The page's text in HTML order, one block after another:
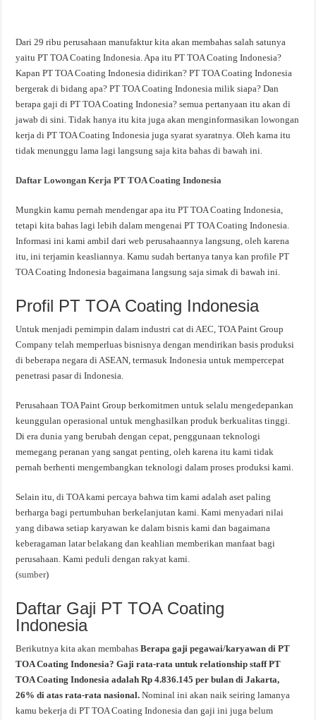
Dari 29 ribu perusahaan manufaktur kita akan membahas salah satunya
yaitu PT TOA Coating Indonesia. Apa itu PT TOA Coating Indonesia?
Kapan PT TOA Coating Indonesia didirikan? PT TOA Coating Indonesia
bergerak di bidang apa? PT TOA Coating Indonesia milik siapa? Dan
berapa gaji di PT TOA Coating Indonesia? semua pertanyaan itu akan di
jawab di sini. Tidak hanya itu kita juga akan menginformasikan lowongan
kerja di PT TOA Coating Indonesia juga syarat syaratnya. Oleh karna itu
tidak menunggu lama lagi langsung saja kita bahas di bawah ini.
Daftar Lowongan Kerja PT TOA Coating Indonesia
Mungkin kamu pernah mendengar apa itu PT TOA Coating Indonesia,
tetapi kita bahas lagi lebih dalam mengenai PT TOA Coating Indonesia.
Informasi ini kami ambil dari web perusahaannya langsung, oleh karena
itu, ini terjamin keasliannya. Kamu sudah bertanya tanya kan profile PT
TOA Coating Indonesia bagaimana langsung saja simak di bawah ini.
Profil PT TOA Coating Indonesia
Untuk menjadi pemimpin dalam industri cat di AEC, TOA Paint Group
Company telah memperluas bisnisnya dengan mendirikan basis produksi
di beberapa negara di ASEAN, termasuk Indonesia untuk mempercepat
penetrasi pasar di Indonesia.
Perusahaan TOA Paint Group berkomitmen untuk selalu mengedepankan
keunggulan operasional untuk menghasilkan produk berkualitas tinggi.
Di era dunia yang berubah dengan cepat, penggunaan teknologi
memegang peranan yang sangat penting, oleh karena itu kami tidak
pernah berhenti mengembangkan teknologi dalam proses produksi kami.
Selain itu, di TOA kami percaya bahwa tim kami adalah aset paling
berharga bagi pertumbuhan berkelanjutan kami. Kami menyadari nilai
yang dibawa setiap karyawan ke dalam bisnis kami dan bagaimana
keberagaman latar belakang dan keahlian memberikan manfaat bagi
perusahaan. Kami peduli dengan rakyat kami.
(sumber)
Daftar Gaji PT TOA Coating
Indonesia
Berikutnya kita akan membahasBerapa gaji pegawai/karyawan di PT
TOA Coating Indonesia? Gaji rata-rata untuk relationship staff PT
TOA Coating Indonesia adalah Rp 4.836.145 per bulan di Jakarta,
26% di atas rata-rata nasional.Nominal ini akan naik seiring lamanya
kamu bekerja di PT TOA Coating Indonesia dan gaji ini juga belum